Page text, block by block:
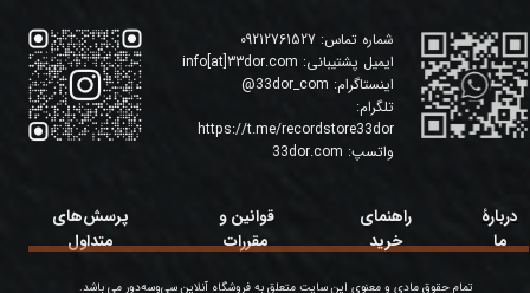
شماره تماس:
ایمیل پشتیبانی: info[at]33dor.com
اینستاگرام: 33dor_com
@
تلگرام:
https://t.me/recordstore33dor
واتسپ: 33dor.com
تمام حقوق مادی و معنوی این سایت متعلق به فروشگاه آنلاین سی‌وسه‌دور می باشد.
دربارۀ
ما
قوانین و
مقررات
پرسش‌های
متداول
راهنمای
خرید